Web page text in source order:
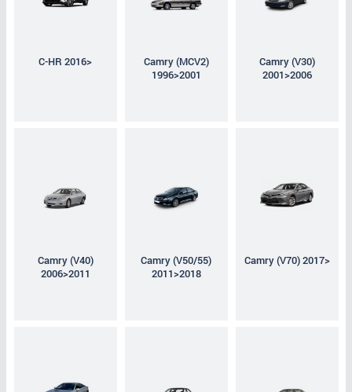
C-HR 2016>
Camry (MCV2)
1996>2001
Camry (V30)
2001>2006
Camry (V40)
2006>2011
Camry (V50/55)
2011>2018
Camry (V70) 2017>